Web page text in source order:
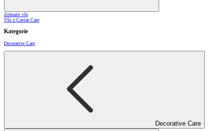
Zobrazit vše
Vše z Caviar Care
Kategorie
Decorative Care
Decorative Care